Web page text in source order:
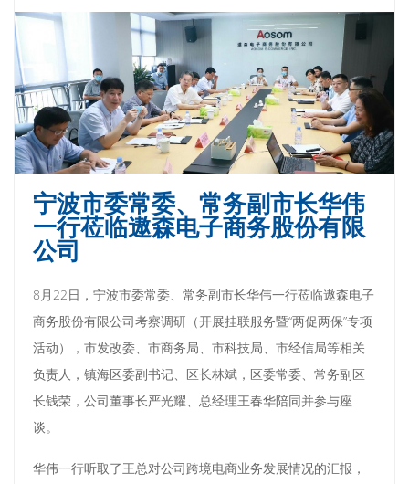
宁波市委常委、常务副市长华伟
一行莅临遨森电子商务股份有限
公司
8月22日，宁波市委常委、常务副市长华伟一行莅临遨森电子
商务股份有限公司考察调研（开展挂联服务暨“两促两保”专项
活动），市发改委、市商务局、市科技局、市经信局等相关
负责人，镇海区委副书记、区长林斌，区委常委、常务副区
长钱荣，公司董事长严光耀、总经理王春华陪同并参与座
谈。
华伟一行听取了王总对公司跨境电商业务发展情况的汇报，